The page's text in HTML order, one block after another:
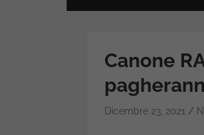
Canone
Dicembre 23, 2021